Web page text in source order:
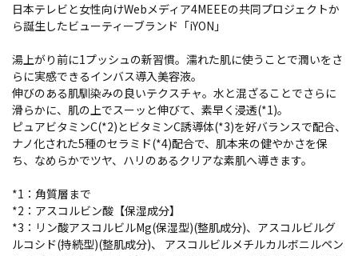
日本テレビと女性向けWebメディア4MEEEの共同プロジェクトか
ら誕生したビューティーブランド「iYON」
湯上がり前に1プッシュの新習慣。濡れた肌に使うことで潤いをさ
らに実感できるインバス導入美容液。
伸びのある肌馴染みの良いテクスチャ。水と混ざることでさらに
滑らかに、肌の上でスーッと伸びて、素早く浸透(*1)。
ピュアビタミンC(*2)とビタミンC誘導体(*3)を好バランスで配合、
ナノ化された5種のセラミド(*4)配合で、肌本来の健やかさを保
ち、なめらかでツヤ、ハリのあるクリアな素肌へ導きます。
*1：角質層まで
*2：アスコルビン酸【保湿成分】
*3：リン酸アスコルビルMg(保湿型)(整肌成分)、アスコルビルグ
ルコシド(持続型)(整肌成分)、 アスコルビルメチルカルボニルペン